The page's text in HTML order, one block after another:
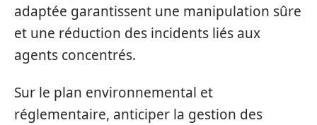
adaptée garantissent une manipulation sûre
et une réduction des incidents liés aux
agents concentrés.
Sur le plan environnemental et
réglementaire, anticiper la gestion des